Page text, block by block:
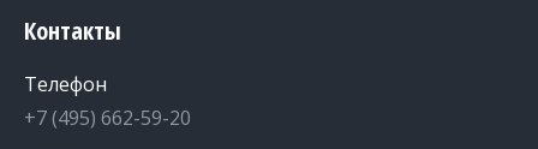
Контакты
Телефон
+7 (495) 662-59-20